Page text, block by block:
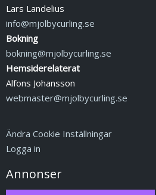
Lars Landelius
info@mjolbycurling.se
Bokning
bokning@mjolbycurling.se
Hemsiderelaterat
Alfons Johansson
webmaster@mjolbycurling.se
Ändra Cookie Inställningar
Logga in
Annonser